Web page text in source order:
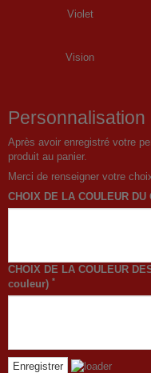
Violet
Vision
Personnalisation
Après avoir enregistré votre
produit au panier.
Merci de renseigner votre
CHOIX DE LA COULEUR DU
CHOIX DE LA COULEUR
couleur) *
Enregistrer